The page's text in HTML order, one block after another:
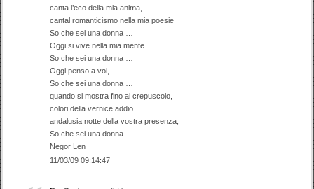
canta l’eco della mia anima,
cantal romanticismo nella mia poesie
So che sei una donna …
Oggi si vive nella mia mente
So che sei una donna …
Oggi penso a voi,
So che sei una donna …
quando si mostra fino al crepuscolo,
colori della vernice addio
andalusia notte della vostra presenza,
So che sei una donna …
Negor Len
11/03/09 09:14:47